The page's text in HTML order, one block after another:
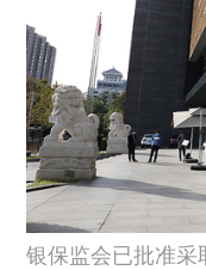
银保监会已批准采